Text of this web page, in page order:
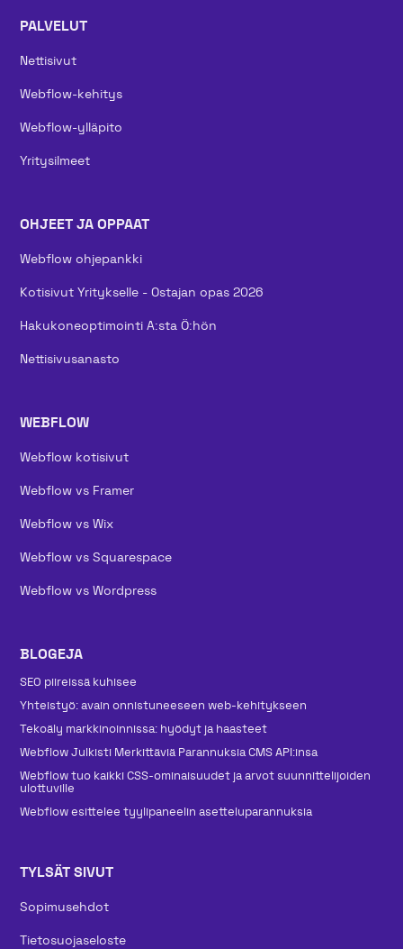
PALVELUT
Nettisivut
Webflow-kehitys
Webflow-ylläpito
Yritysilmeet
OHJEET JA OPPAAT
Webflow ohjepankki
Kotisivut Yritykselle - Ostajan opas 2026
Hakukoneoptimointi A:sta Ö:hön
Nettisivusanasto
WEBFLOW
Webflow kotisivut
Webflow vs Framer
Webflow vs Wix
Webflow vs Squarespace
Webflow vs Wordpress
BLOGEJA
SEO piireissä kuhisee
Yhteistyö: avain onnistuneeseen web-kehitykseen
Tekoäly markkinoinnissa: hyödyt ja haasteet
Webflow Julkisti Merkittäviä Parannuksia CMS API:insa
Webflow tuo kaikki CSS-ominaisuudet ja arvot suunnittelijoiden
ulottuville
Webflow esittelee tyylipaneelin asetteluparannuksia
TYLSÄT SIVUT
Sopimusehdot
Tietosuojaseloste